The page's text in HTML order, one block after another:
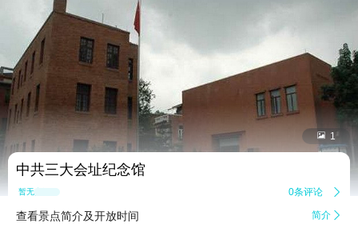
 1
中共三大会址纪念馆
暂无点评 0条评论 
查看景点简介及开放时间 简介 